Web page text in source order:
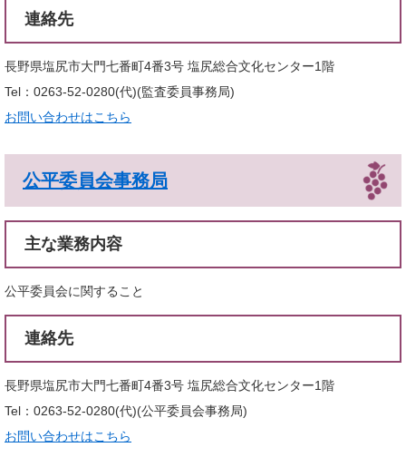
連絡先
長野県塩尻市大門七番町4番3号 塩尻総合文化センター1階
Tel：0263-52-0280(代) 監査委員事務局
お問い合わせはこちら
公平委員会事務局
主な業務内容
公平委員会に関すること
連絡先
長野県塩尻市大門七番町4番3号 塩尻総合文化センター1階
Tel：0263-52-0280(代) 公平委員会事務局
お問い合わせはこちら